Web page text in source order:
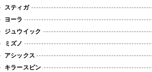
スティガ
ヨーラ
ジュウイック
ミズノ
アシックス
キラースピン